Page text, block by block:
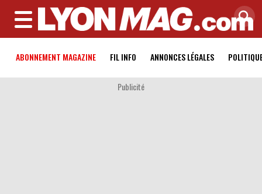
MENU
ABONNEMENT MAGAZINE FIL INFO ANNONCES LÉGALES
Publicité